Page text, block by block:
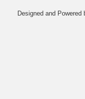
Designed and